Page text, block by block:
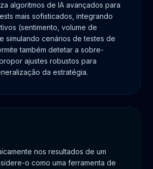
algoritmos de IA avançados para
mais sofisticados, integrando
(sentimento, volume de
simulando cenários de testes de
também detetar a sobre-
ajustes robustos para
da estratégia.
nos resultados de um
o como uma ferramenta de